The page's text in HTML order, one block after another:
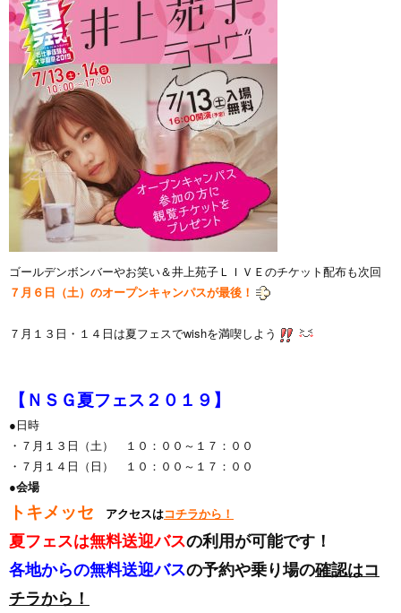
ゴールデンボンバーやお笑い＆井上苑子ＬＩＶＥのチケット配布も次回
７月６日（土）のオープンキャンパスが最後！
７月１３日・１４日は夏フェスでwishを満喫しよう
【ＮＳＧ夏フェス２０１９】
●日時
・７月１３日（土） １０：００～１７：００
・７月１４日（日） １０：００～１７：００
●会場
トキメッセ アクセスはコチラから！
夏フェスは無料送迎バスの利用が可能です！
各地からの無料送迎バスの予約や乗り場の確認はコ
チラから ！